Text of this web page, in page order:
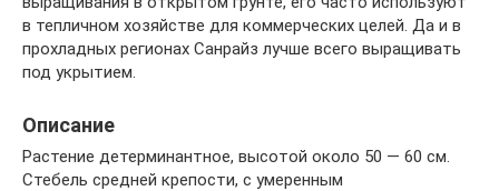
в тепличном хозяйстве для коммерческих целей. Да и в
прохладных регионах Санрайз лучше всего выращивать
под укрытием.
Описание
Растение детерминантное, высотой около 50 — 60 см.
Стебель средней крепости, с умеренным